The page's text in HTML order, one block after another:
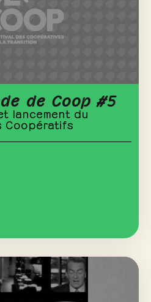
de Coop #5
lancement du
Coopératifs